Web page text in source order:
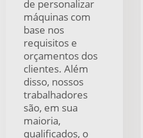
de personalizar
máquinas com
base nos
requisitos e
orçamentos dos
clientes. Além
disso, nossos
trabalhadores
são, em sua
maioria,
qualificados, o